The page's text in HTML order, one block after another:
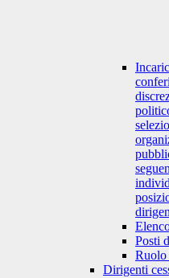
Posti
Ruolo
Dirigenti